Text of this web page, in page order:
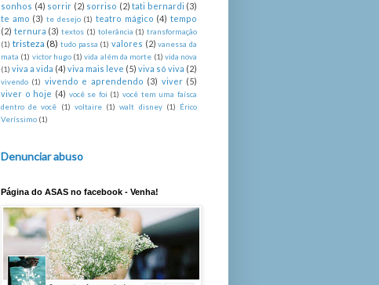
sonhos (4) sorrir (2) sorriso (2) tati bernardi (3)
te amo (3) te desejo (1) teatro mágico (4) tempo
(2) ternura (3) textos (1) tolerância (1) transformação
(1) tristeza (8) tudo passa (1) valores (2) vanessa da
mata (1) victor hugo (1) vida além da morte (1) vida nova
(1) viva a vida (4) viva mais leve (5) viva só viva (2)
vivendo (1) vivendo e aprendendo (3) viver (5)
viver o hoje (4) você se foi (1) você tem uma faísca
dentro de você
(1) voltaire (1) walt disney (1)
Érico
Veríssimo (1)
Denunciar abuso
Página do ASAS no facebook - Venha!